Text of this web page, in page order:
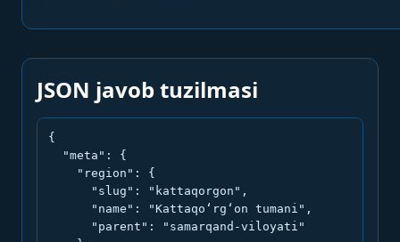
JSON javob tuzilmasi
{
  "meta": {
    "region": {
      "slug": "kattaqorgon",
      "name": "Kattaqo‘rg‘on tumani",
      "parent": "samarqand-viloyati"